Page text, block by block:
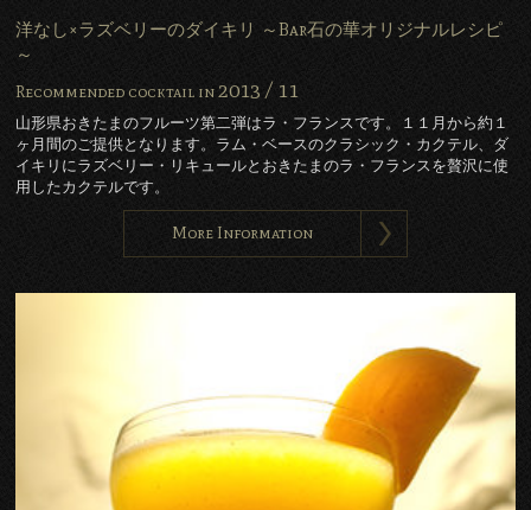
洋なし×ラズベリーのダイキリ ～Bar石の華オリジナルレシピ
～
Recommended cocktail in2013 / 11
山形県おきたまのフルーツ第二弾はラ・フランスです。１１月から約１
ヶ月間のご提供となります。ラム・ベースのクラシック・カクテル、ダ
イキリにラズベリー・リキュールとおきたまのラ・フランスを贅沢に使
用したカクテルです。
More Information